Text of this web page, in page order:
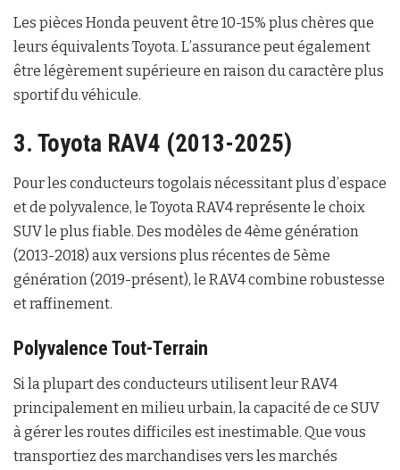
Les pièces Honda peuvent être 10-15% plus chères que
leurs équivalents Toyota. L’assurance peut également
être légèrement supérieure en raison du caractère plus
sportif du véhicule.
3. Toyota RAV4 (2013-2025)
Pour les conducteurs togolais nécessitant plus d’espace
et de polyvalence, le Toyota RAV4 représente le choix
SUV le plus fiable. Des modèles de 4ème génération
(2013-2018) aux versions plus récentes de 5ème
génération (2019-présent), le RAV4 combine robustesse
et raffinement.
Polyvalence Tout-Terrain
Si la plupart des conducteurs utilisent leur RAV4
principalement en milieu urbain, la capacité de ce SUV
à gérer les routes difficiles est inestimable. Que vous
transportiez des marchandises vers les marchés